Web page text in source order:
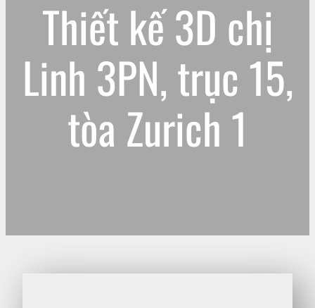
Thiết kế 3D chị
Linh 3PN, trục 15,
tòa Zurich 1